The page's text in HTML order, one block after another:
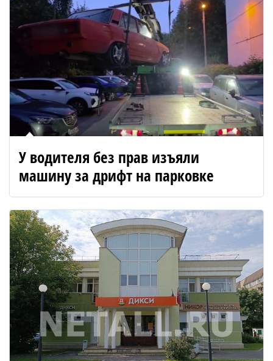
У водителя без прав изъяли
машину за дрифт на парковке